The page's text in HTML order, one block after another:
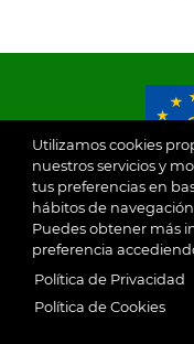
Utilizamos cookies
nuestros servicios y
tus preferencias en
hábitos de
Puedes obtener más
preferencia
Política de Privacidad
Política de Cookies
© 2026
Ayuntamiento de